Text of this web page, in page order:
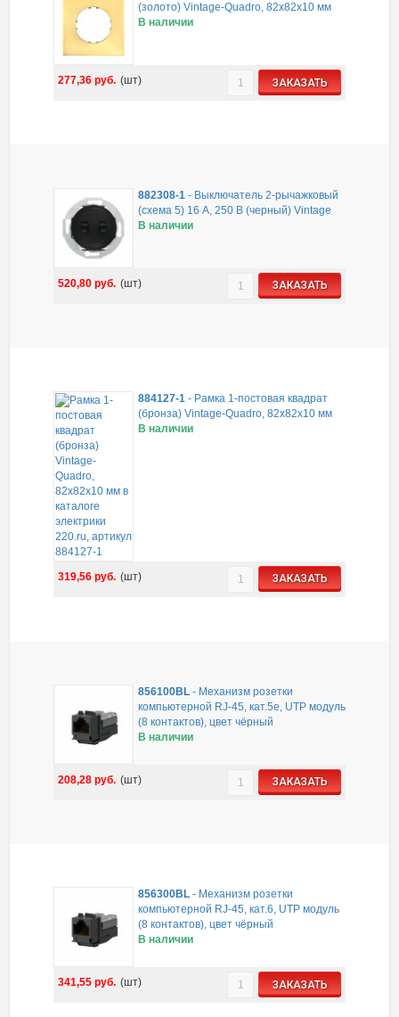
(золото) Vintage-Quadro, 82х82х10 мм
В наличии
277,36 руб. (шт) ЗАКАЗАТЬ
882308-1- Выключатель 2-рычажковый
(схема 5) 16 A, 250 B (черный) Vintage
В наличии
520,80 руб. (шт) ЗАКАЗАТЬ
884127-1 - Рамка 1-постовая квадрат
(бронза) Vintage-Quadro, 82х82х10 мм
В наличии
319,56 руб. (шт) ЗАКАЗАТЬ
856100BL- Механизм розетки
компьютерной RJ-45, кат.5е, UTP модуль
(8 контактов), цвет чёрный
В наличии
208,28 руб. (шт) ЗАКАЗАТЬ
856300BL- Механизм розетки
компьютерной RJ-45, кат.6, UTP модуль
(8 контактов), цвет чёрный
В наличии
341,55 руб. (шт) ЗАКАЗАТЬ